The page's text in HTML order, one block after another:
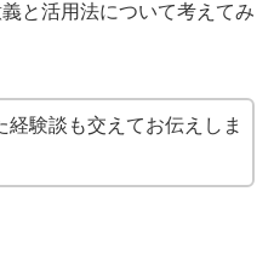
と活用法について考えてみ
経験談も交えてお伝えしま